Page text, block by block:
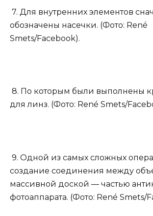
7. Для внутренних элементов
обозначены насечки. (Фото: René
Smets/Facebook).
8. По которым были выполнены
для линз. (Фото: René Smets/
9. Одной из самых сложных
создание соединения между
массивной доской — частью
фотоаппарата. (Фото: René Smets/